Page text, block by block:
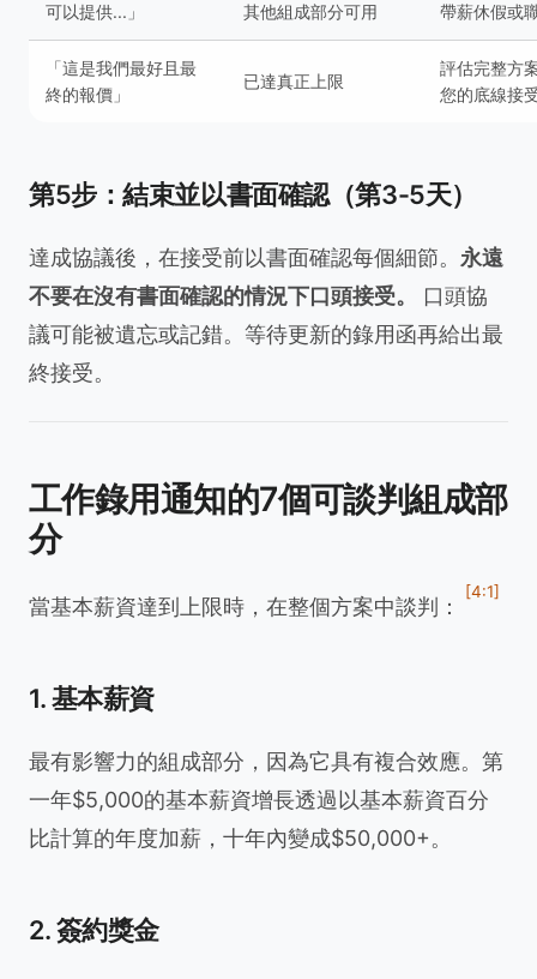
可以提供...」
其他組成部分可用
帶薪休假或
「這是我們最好且最
終的報價」
已達真正上限
評估完整方
您的底線接
第5步：結束並以書面確認（第3-5天）
達成協議後，在接受前以書面確認每個細節。 永遠
不要在沒有書面確認的情況下口頭接受。
口頭協
議可能被遺忘或記錯。等待更新的錄用函再給出最
終接受。
工作錄用通知的7個可談判組成部
分
當基本薪資達到上限時，在整個方案中談判：
[4:1]
1. 基本薪資
最有影響力的組成部分，因為它具有複合效應。第
一年$5,000的基本薪資增長透過以基本薪資百分
比計算的年度加薪，十年內變成$50,000+。
2. 簽約獎金